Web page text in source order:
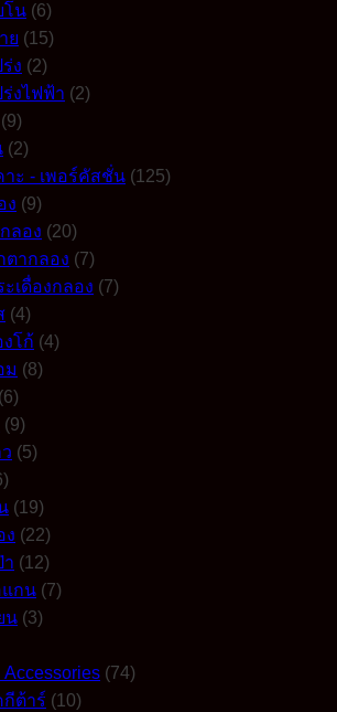
โน (6)
ย (15)
ง (2)
งไฟฟ้า (2)
(9)
(2)
าะ - เพอร์คัสชั่น (125)
ง (9)
ลอง (20)
ตากลอง (7)
ะเดื่องกลอง (7)
(4)
โก้ (4)
ม (8)
(6)
(9)
(5)
(19)
ง (22)
า (12)
แกน (7)
น (3)
(74)
กีต้าร์ (10)